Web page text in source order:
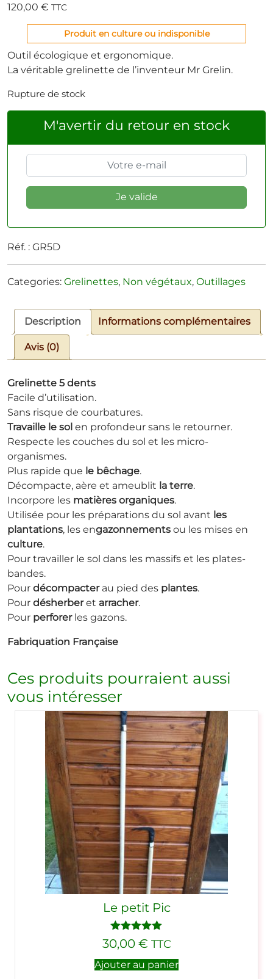
120,00 € TTC
Produit en culture ou indisponible
Outil écologique et ergonomique.
La véritable grelinette de l’inventeur Mr Grelin.
Rupture de stock
M'avertir du retour en stock
Réf. : GR5D
Categories: Grelinettes, Non végétaux, Outillages
Description Informations complémentaires
Avis (0)
Grelinette 5 dents
Facile d’utilisation.
Sans risque de courbatures.
Travaille le sol en profondeur sans le retourner.
Respecte les couches du sol et les micro-
organismes.
Plus rapide que le bêchage.
Décompacte, aère et ameublit la terre.
Incorpore les matières organiques.
Utilisée pour les préparations du sol avant les
plantations, les engazonnements ou les mises en
culture.
Pour travailler le sol dans les massifs et les plates-
bandes.
Pour décompacterau pied des plantes.
Pour désherberet arracher.
Pour perforerles gazons.
Fabriquation Française
Ces produits pourraient aussi
vous intéresser
Le petit Pic
Note 5.00
sur 5
30,00 € TTC
Ajouter au panier